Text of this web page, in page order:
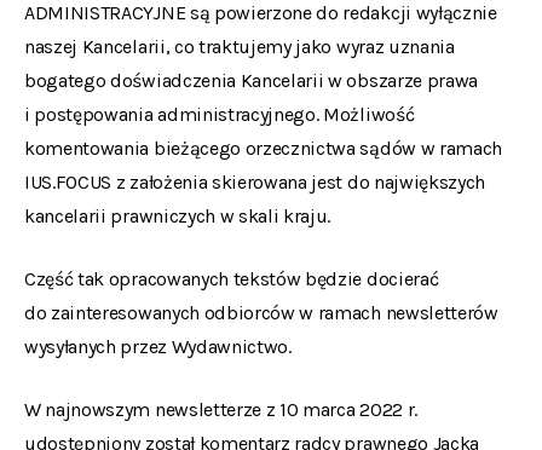
ADMINISTRACYJNE są powierzone do redakcji wyłącznie
naszej Kancelarii, co traktujemy jako wyraz uznania
bogatego doświadczenia Kancelarii w obszarze prawa
i postępowania administracyjnego. Możliwość
komentowania bieżącego orzecznictwa sądów w ramach
IUS.FOCUS z założenia skierowana jest do największych
kancelarii prawniczych w skali kraju.
Część tak opracowanych tekstów będzie docierać
do zainteresowanych odbiorców w ramach newsletterów
wysyłanych przez Wydawnictwo.
W najnowszym newsletterze z 10 marca 2022 r.
udostępniony został komentarz radcy prawnego Jacka